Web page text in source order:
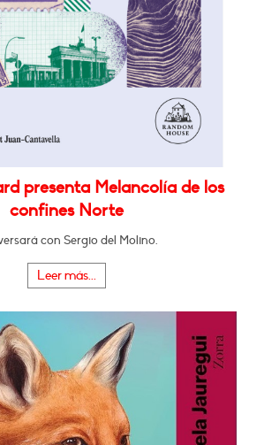
presenta Melancolía de los
confines Norte
con Sergio del Molino.
Leer más...